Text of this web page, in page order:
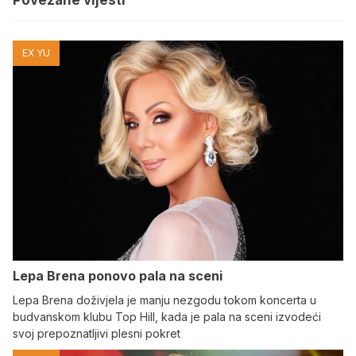
EX YU
Lepa Brena ponovo pala na sceni
Lepa Brena doživjela je manju nezgodu tokom koncerta u
budvanskom klubu Top Hill, kada je pala na sceni izvodeći
svoj prepoznatljivi plesni pokret